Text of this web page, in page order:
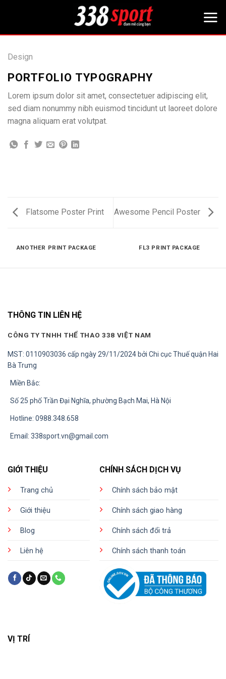
Design
PORTFOLIO TYPOGRAPHY
Lorem ipsum dolor sit amet, consectetuer adipiscing elit,
sed diam nonummy nibh euismod tincidunt ut laoreet dolore
magna aliquam erat volutpat.
Flatsome Poster Print Awesome Pencil Poster
ANOTHER PRINT PACKAGE FL3 PRINT PACKAGE
THÔNG TIN LIÊN HỆ
CÔNG TY TNHH THỂ THAO 338 VIỆT NAM
MST: 0110903036 cấp ngày 29/11/2024 bởi Chi cục Thuế quận Hai
Bà Trưng
Miền Bắc:
Số 25 phố Trần Đại Nghĩa, phường Bạch Mai, Hà Nội
Hotline: 0988.348.658
Email: 338sport.vn@gmail.com
GIỚI THIỆU
Trang chủ
Giới thiệu
Blog
Liên hệ
CHÍNH SÁCH DỊCH VỤ
Chính sách bảo mật
Chính sách giao hàng
Chính sách đổi trả
Chính sách thanh toán
VỊ TRÍ